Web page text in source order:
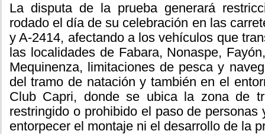
La disputa de la prueba generará
rodado el día de su celebración en las
y A-2414, afectando a los vehículos que
las localidades de Fabara, Nonaspe,
Mequinenza, limitaciones de pesca y
del tramo de natación y también en el
Club Capri, donde se ubica la zona de
restringido o prohibido el paso de personas
entorpecer el montaje ni el desarrollo de la